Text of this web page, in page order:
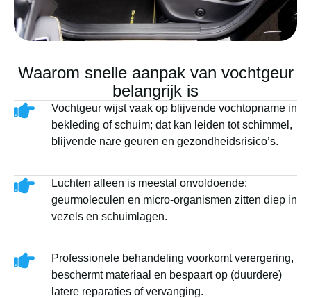
Waarom snelle aanpak van vochtgeur
belangrijk is
Vochtgeur wijst vaak op blijvende vochtopname in
bekleding of schuim; dat kan leiden tot schimmel,
blijvende nare geuren en gezondheidsrisico’s.
Luchten alleen is meestal onvoldoende:
geurmoleculen en micro-organismen zitten diep in
vezels en schuimlagen.
Professionele behandeling voorkomt verergering,
beschermt materiaal en bespaart op (duurdere)
latere reparaties of vervanging.